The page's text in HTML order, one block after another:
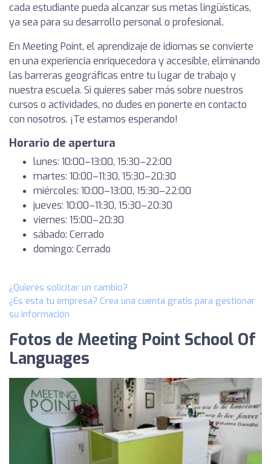
cada estudiante pueda alcanzar sus metas lingüísticas,
ya sea para su desarrollo personal o profesional.
En Meeting Point, el aprendizaje de idiomas se convierte
en una experiencia enriquecedora y accesible, eliminando
las barreras geográficas entre tu lugar de trabajo y
nuestra escuela. Si quieres saber más sobre nuestros
cursos o actividades, no dudes en ponerte en contacto
con nosotros. ¡Te estamos esperando!
Horario de apertura
lunes: 10:00–13:00, 15:30–22:00
martes: 10:00–11:30, 15:30–20:30
miércoles: 10:00–13:00, 15:30–22:00
jueves: 10:00–11:30, 15:30–20:30
viernes: 15:00–20:30
sábado: Cerrado
domingo: Cerrado
¿Quieres solicitar un cambio?
¿Es esta tu empresa? Crea una cuenta gratis para gestionar
su información
Fotos de Meeting Point School Of
Languages